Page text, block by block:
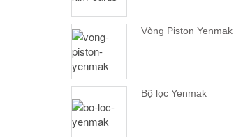
Vòng Piston Yenmak
Bộ lọc Yenmak